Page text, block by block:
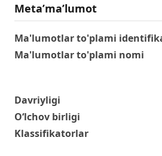
Metaʼmaʼlumot
Ma'lumotlar to'plami
Ma'lumotlar to'plami nomi
Davriyligi
O‘lchov birligi
Klassifikatorlar